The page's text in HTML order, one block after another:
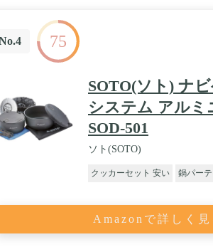
75
SOTO(ソト) ナ
システム アルミ
SOD-501
ソト(SOTO)
クッカーセット 安い 鍋パー
Amazonで詳しく見